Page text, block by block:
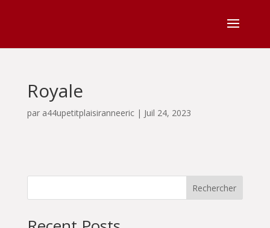
Royale
par a44upetitplaisiranneeric| Juil 24, 2023
Rechercher